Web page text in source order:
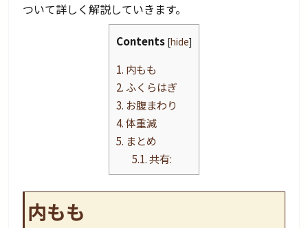
ついて詳しく解説していきます。
Contents [hide]
1. 内もも
2. ふくらはぎ
3. お腹まわり
4.体重減
5. まとめ
5.1.共有:
内もも